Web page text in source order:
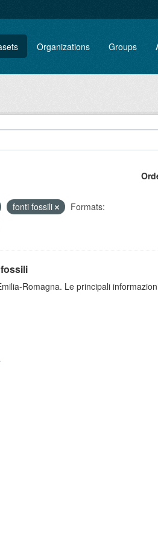
Organizations Groups
fonti fossili
Formats:
Romagna. Le principali